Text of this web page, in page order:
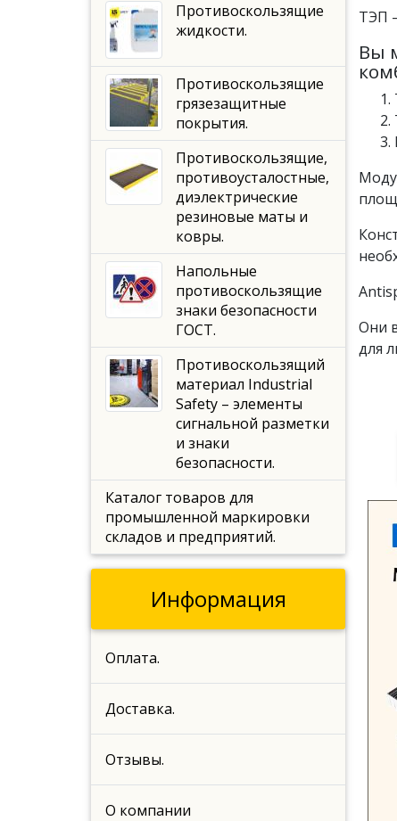
ТЭП
Вы
Они
для
Противоскользящие
жидкости.
Противоскользящие
грязезащитные
покрытия.
Противоскользящие,
противоусталостные,
диэлектрические
резиновые маты и
ковры.
Напольные
противоскользящие
знаки безопасности
ГОСТ.
Противоскользящий
материал Industrial
Safety – элементы
сигнальной разметки
и знаки
безопасности.
Каталог товаров для
промышленной маркировки
складов и предприятий.
Информация
Оплата.
Доставка.
Отзывы.
О компании